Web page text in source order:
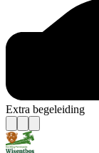
Extra begeleiding